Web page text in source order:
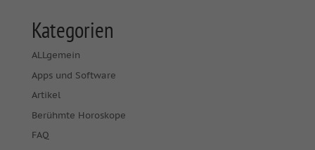
Kategorien
ALLgemein
Apps und Software
Artikel
Berühmte Horoskope
FAQ